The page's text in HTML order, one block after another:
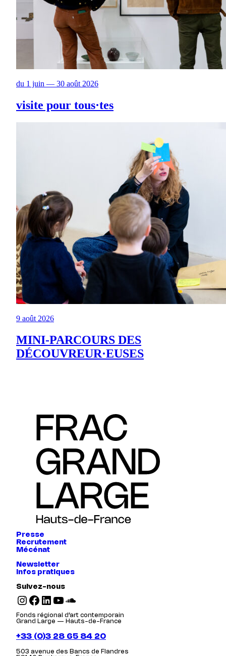
du 1 juin — 30 août 2026
visite pour tous·tes
9 août 2026
MINI-PARCOURS DES
DÉCOUVREUR·EUSES
Presse
Recrutement
Mécénat
Newsletter
Infos pratiques
Suivez-nous
Instagram Facebook LinkedIn YouTube SoundCloud
Fonds régional d’art contemporain
Grand Large — Hauts-de-France
+33 (0)3 28 65 84 20
503 avenue des Bancs de Flandres